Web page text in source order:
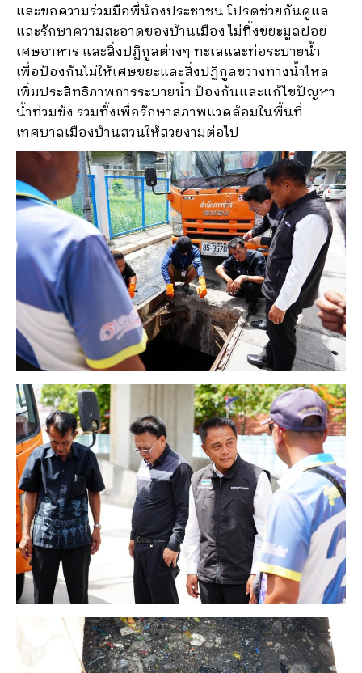
และขอความร่วมมือพี่น้องประชาชน โปรดช่วยกันดูแล
และรักษาความสะอาดของบ้านเมือง ไม่ทิ้งขยะมูลฝอย
เศษอาหาร และสิ่งปฏิกูลต่างๆ ทะเลและท่อระบายน้ำ
เพื่อป้องกันไม่ให้เศษขยะและสิ่งปฏิกูลขวางทางน้ำไหล
เพิ่มประสิทธิภาพการระบายน้ำ ป้องกันและแก้ไขปัญหา
น้ำท่วมขัง รวมทั้งเพื่อรักษาสภาพแวดล้อมในพื้นที่
เทศบาลเมืองบ้านสวนให้สวยงามต่อไป